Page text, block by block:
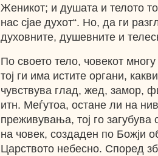
Женикот; и душата и телото
нас сјае духот“. Но, да ги
духовните, душевните и
По своето тело, човекот
тој ги има истите органи,
чувствува глад, жед, замор,
итн. Меѓутоа, остане ли на
преживувања, тој го
на човек, создаден по Божји
Царството небесно. Според